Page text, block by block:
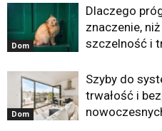
Dom
Dlaczego
znaczenie,
szczelność i
Dom
Szyby do
trwałość i